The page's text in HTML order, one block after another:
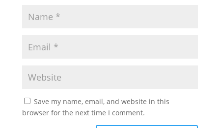
Save my name, email, and website in this
browser for the next time I comment.